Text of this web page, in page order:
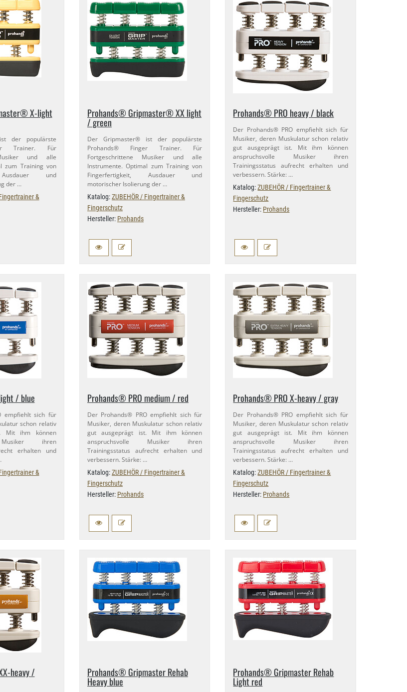
X-​light
der populärste
Trainer. Für
und alle
zum Training von
Ausdauer und
der …
&
Prohands® Gripmaster® XX light
/ green
Der Gripmaster® ist der populärste
Prohands® Finger Trainer. Für
Fortgeschrittene Musiker und alle
Instrumente. Optimal zum Training von
Fingerfertigkeit, Ausdauer und
motorischer Isolierung der …
Katalog:ZUBEHÖR / Fingertrainer &
Fingerschutz
Hersteller: Prohands
Prohands® PRO heavy / black
Der Prohands® PRO empfiehlt sich für
Musiker, deren Muskulatur schon relativ
gut ausgeprägt ist. Mit ihm können
anspruchsvolle Musiker ihren
Trainingsstatus aufrecht erhalten und
verbessern. Stärke: …
Katalog:ZUBEHÖR / Fingertrainer &
Fingerschutz
Hersteller: Prohands
/ blue
empfiehlt sich für
schon relativ
Mit ihm können
Musiker ihren
erhalten und
&
Prohands® PRO medium / red
Der Prohands® PRO empfiehlt sich für
Musiker, deren Muskulatur schon relativ
gut ausgeprägt ist. Mit ihm können
anspruchsvolle Musiker ihren
Trainingsstatus aufrecht erhalten und
verbessern. Stärke: …
Katalog:ZUBEHÖR / Fingertrainer &
Fingerschutz
Hersteller: Prohands
Prohands® PRO X-​heavy / gray
Der Prohands® PRO empfiehlt sich für
Musiker, deren Muskulatur schon relativ
gut ausgeprägt ist. Mit ihm können
anspruchsvolle Musiker ihren
Trainingsstatus aufrecht erhalten und
verbessern. Stärke: …
Katalog:ZUBEHÖR / Fingertrainer &
Fingerschutz
Hersteller: Prohands
​heavy / Prohands® Gripmaster Rehab
Heavy blue
Prohands® Gripmaster Rehab
Light red